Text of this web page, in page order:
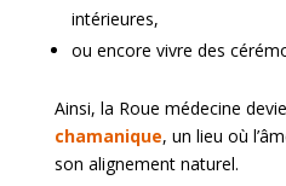
intérieures,
ou encore vivre des
Ainsi, la Roue médecine
chamanique, un lieu où
son alignement naturel.